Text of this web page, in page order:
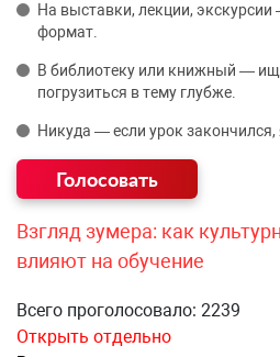
На выставки, лекции,
формат.
В библиотеку или книжный —
погрузиться в тему глубже.
Никуда — если урок
Взгляд зумера: как
влияют на обучение
Всего проголосовало: 2239
Открыть отдельно